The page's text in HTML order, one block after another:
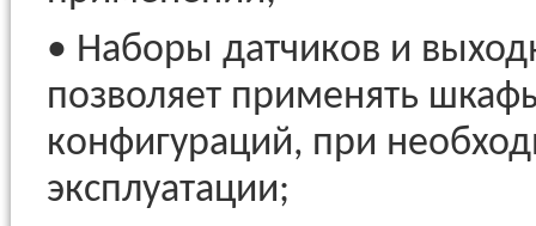
• Наборы датчиков и
позволяет применять
конфигураций, при
эксплуатации;